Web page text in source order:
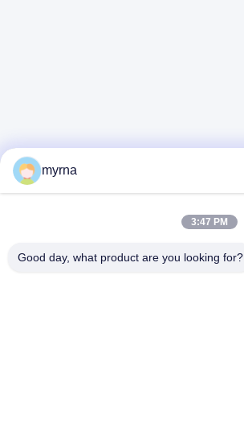
myrna
3:47 PM
Good day, what product are you looking for?